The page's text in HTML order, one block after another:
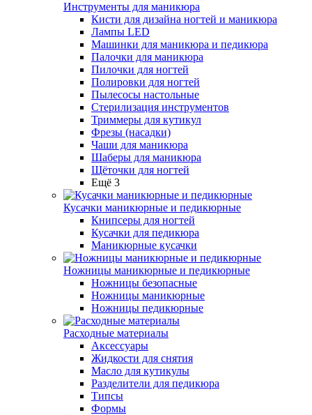
Инструменты для маникюра
Кисти для дизайна ногтей и маникюра
Лампы LED
Машинки для маникюра и педикюра
Палочки для маникюра
Пилочки для ногтей
Полировки для ногтей
Пылесосы настольные
Стерилизация инструментов
Триммеры для кутикул
Фрезы (насадки)
Чаши для маникюра
Шаберы для маникюра
Щёточки для ногтей
Ещё 3
Кусачки маникюрные и педикюрные
Книпсеры для ногтей
Кусачки для педикюра
Маникюрные кусачки
Ножницы маникюрные и педикюрные
Ножницы безопасные
Ножницы маникюрные
Ножницы педикюрные
Расходные материалы
Аксессуары
Жидкости для снятия
Масло для кутикулы
Разделители для педикюра
Типсы
Формы